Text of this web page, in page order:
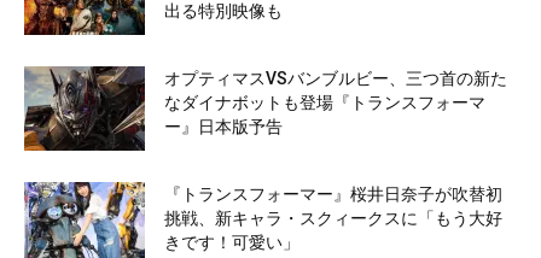
出る特別映像も
オプティマスVSバンブルビー、三つ首の新た
なダイナボットも登場『トランスフォーマ
ー』日本版予告
『トランスフォーマー』桜井日奈子が吹替初
挑戦、新キャラ・スクィークスに「もう大好
きです！可愛い」